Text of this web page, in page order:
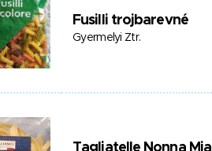
Fusilli trojbarevné
Gyermelyi Ztr.
Tagliatelle Nonna Mia